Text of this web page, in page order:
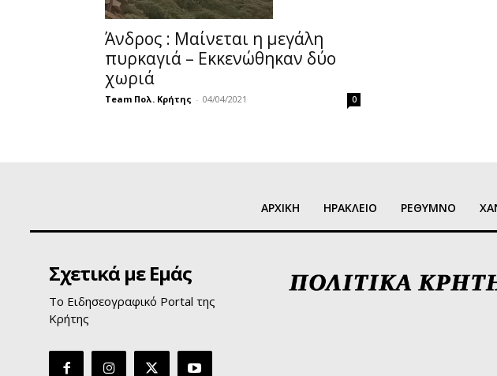
Άνδρος : Μαίνεται η μεγάλη
πυρκαγιά – Εκκενώθηκαν δύο
χωριά
Team Πολ. Κρήτης - 04/04/2021 0
ΑΡΧΙΚΗ ΗΡΑΚΛΕΙΟ ΡΕΘΥΜΝΟ
Σχετικά με Εμάς
Το Ειδησεογραφικό Portal της
Κρήτης